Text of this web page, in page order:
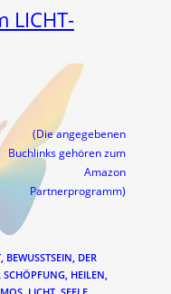
LICHT-
(Die angegebenen
Buchlinks gehören zum
Amazon
Partnerprogramm)
, BEWUSSTSEIN, DER
SCHÖPFUNG, HEILEN,